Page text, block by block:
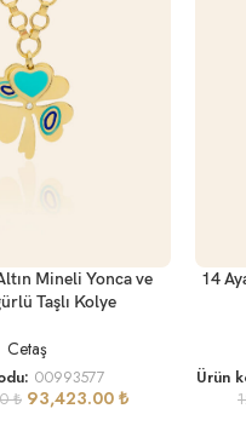
Mineli Yonca ve
Taşlı Kolye
Cetaş
00993577
₺ 93,423.00 ₺
14
Ürün